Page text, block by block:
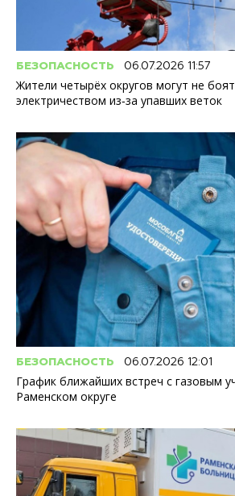
БЕЗОПАСНОСТЬ 06.07.2026 11:57
Жители четырёх округов могут не
электричеством из‑за упавших веток
БЕЗОПАСНОСТЬ 06.07.2026 12:01
График ближайших встреч с газовым
Раменском округе